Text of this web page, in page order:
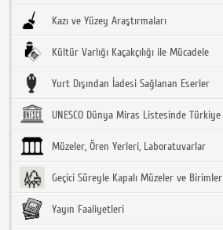
Kazı ve Yüzey Araştırmaları
Kültür Varlığı Kaçakçılığı ile Mücadele
Yurt Dışından İadesi Sağlanan Eserler
UNESCO Dünya Miras Listesinde Türkiye
Müzeler, Ören Yerleri, Laboratuvarlar
Geçici Süreyle Kapalı Müzeler ve Birimler
Yayın Faaliyetleri